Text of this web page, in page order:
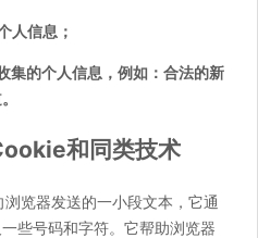
人信息；
集的个人信息，例如：合法的新
和同类技术
览器发送的一小段文本，它通
些号码和字符。它帮助浏览器